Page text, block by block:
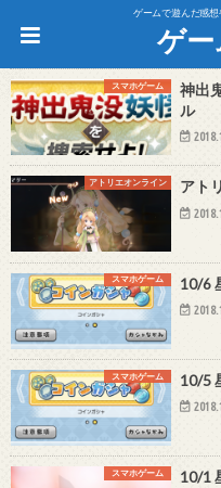
ゲームで遊んだ感
ゲ
スマホゲーム
神出
ル
アトリエオンライン アト
スマホゲーム 10/6
スマホゲーム 10/5
スマホゲーム 10/1